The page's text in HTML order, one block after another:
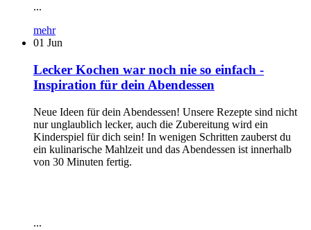
...
mehr
01 Jun
Lecker Kochen war noch nie so einfach -
Inspiration für dein Abendessen
Neue Ideen für dein Abendessen! Unsere Rezepte sind nicht
nur unglaublich lecker, auch die Zubereitung wird ein
Kinderspiel für dich sein! In wenigen Schritten zauberst du
ein kulinarische Mahlzeit und das Abendessen ist innerhalb
von 30 Minuten fertig.
...